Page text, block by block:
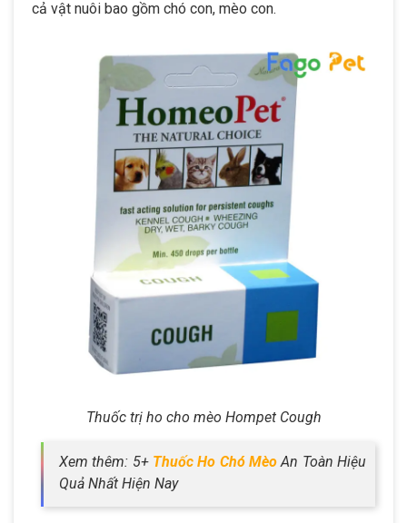
cả vật nuôi bao gồm chó con, mèo con.
Thuốc trị ho cho mèo Hompet Cough
Xem thêm: 5+ Thuốc Ho Chó Mèo An Toàn Hiệu
Quả Nhất Hiện Nay